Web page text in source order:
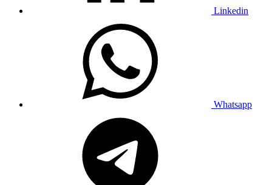
Linkedin
Whatsapp